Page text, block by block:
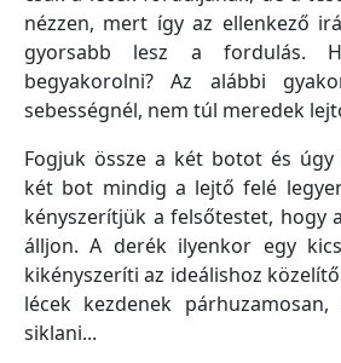
nézzen, mert így az ellenkező
gyorsabb lesz a fordulás.
begyakorolni? Az alábbi
sebességnél, nem túl meredek
Fogjuk össze a két botot és
két bot mindig a lejtő felé
kényszerítjük a felsőtestet, hogy
álljon. A derék ilyenkor egy
kikényszeríti az ideálishoz
lécek kezdenek
siklani...